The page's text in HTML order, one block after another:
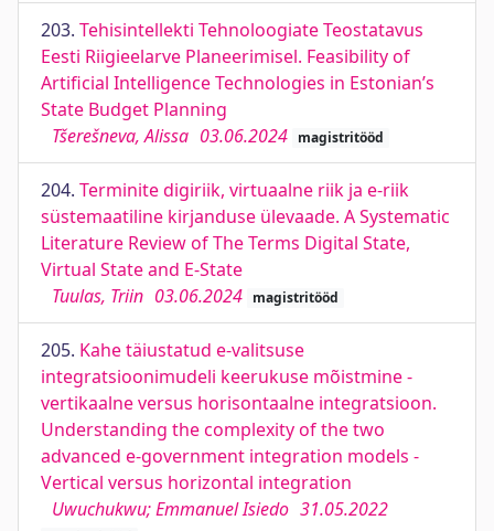
203. Tehisintellekti Tehnoloogiate Teostatavus
Eesti Riigieelarve Planeerimisel. Feasibility of
Artificial Intelligence Technologies in Estonian’s
State Budget Planning
Tšerešneva, Alissa 03.06.2024 magistritööd
204. Terminite digiriik, virtuaalne riik ja e-riik
süstemaatiline kirjanduse ülevaade. A Systematic
Literature Review of The Terms Digital State,
Virtual State and E-State
Tuulas, Triin 03.06.2024 magistritööd
205. Kahe täiustatud e-valitsuse
integratsioonimudeli keerukuse mõistmine -
vertikaalne versus horisontaalne integratsioon.
Understanding the complexity of the two
advanced e-government integration models -
Vertical versus horizontal integration
Uwuchukwu; Emmanuel Isiedo 31.05.2022